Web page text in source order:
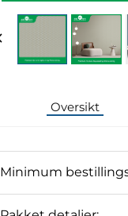
Oversikt
Minimum